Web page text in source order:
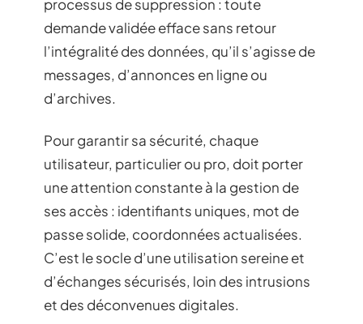
processus de suppression : toute
demande validée efface sans retour
l’intégralité des données, qu’il s’agisse de
messages, d’annonces en ligne ou
d’archives.
Pour garantir sa sécurité, chaque
utilisateur, particulier ou pro, doit porter
une attention constante à la gestion de
ses accès : identifiants uniques, mot de
passe solide, coordonnées actualisées.
C’est le socle d’une utilisation sereine et
d’échanges sécurisés, loin des intrusions
et des déconvenues digitales.